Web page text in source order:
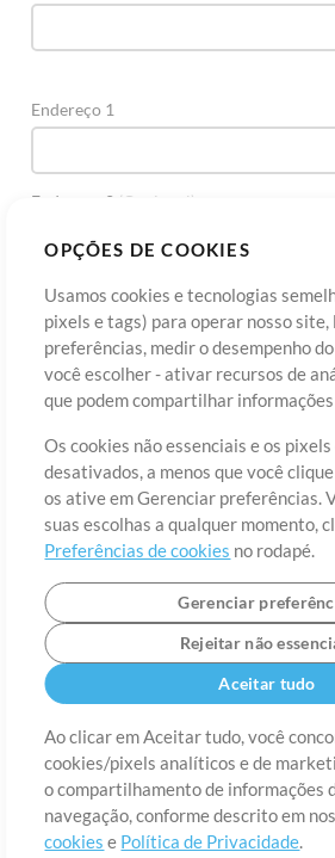
OPÇÕES DE COOKIES
Usamos cookies e tecnologias
pixels e tags) para operar nosso site,
preferências, medir o desempenho
você escolher - ativar recursos de
que podem compartilhar
Os cookies não essenciais e os
desativados, a menos que você
os ative em Gerenciar preferências.
suas escolhas a qualquer momento,
Preferências de cookies no rodapé.
Gerenciar
Rejeitar não
Aceitar tudo
Ao clicar em Aceitar tudo, você
cookies/pixels analíticos e de
o compartilhamento de informações
navegação, conforme descrito em
cookies e Política de Privacidade.
Endereço 1
Endereço 2 (Opcional)
Cidade
País CEP
Estado Idioma
Sobre Termos de Uso Política de
cookies
Contato
©2006-2026 por MultiTracks LLC. Todos